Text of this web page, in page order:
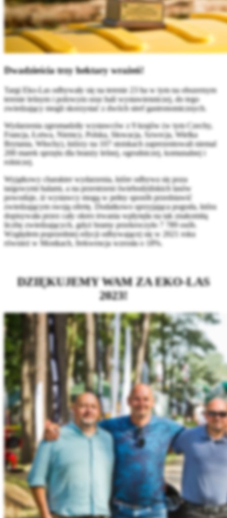
Dwadzieścia trzy hektary wrażeń!
Targi Eko-Las odbywały się na terenie 23 ha w tym na obszernym
terenie leśnym i polowym oraz hali wystawienniczej, do tego
zwiedzający mogli skorzystać z dwóch stref gastronomicznych.
Wydarzenia zgromadziły wystawców z 9 krajów (w tym Czechy,
Francja, Łotwa, Niemcy, Polska, Słowacja, Szwecja, Wielka
Brytania, Włochy), którzy na 107 stoiskach zaprezentowali niemal
200 marek sprzętu dla branży leśnej, ogrodniczej, komunalnej i
rolniczej.
Wyjątkowy charakter wydarzenia, które odbywa się poza
targowymi halami, a na przestrzeni świebodzińskich lasów
powoduje, iż wystawcy mogą w pełny sposób przedstawić
zwiedzającym swoją ofertę. Dodatkowo sprzyjająca pogoda, która
dopisywała przez cały okres trwania wpłynęła na tak znakomitą
liczbę zwiedzających, gdyż bramy przekroczyło 7 789 osób.
Względem poprzedniej edycji odbywającej się w 2021 roku
również w Mostkach, frekwencja wzrosła o 18%.
DZIĘKUJEMY WAM ZA EKO-LAS
2023!